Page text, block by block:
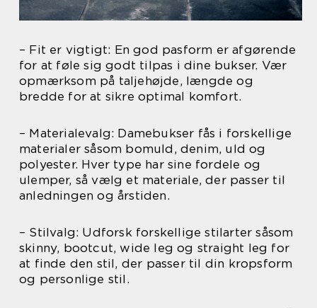
– Fit er vigtigt: En god pasform er afgørende
for at føle sig godt tilpas i dine bukser. Vær
opmærksom på taljehøjde, længde og
bredde for at sikre optimal komfort.
– Materialevalg: Damebukser fås i forskellige
materialer såsom bomuld, denim, uld og
polyester. Hver type har sine fordele og
ulemper, så vælg et materiale, der passer til
anledningen og årstiden.
– Stilvalg: Udforsk forskellige stilarter såsom
skinny, bootcut, wide leg og straight leg for
at finde den stil, der passer til din kropsform
og personlige stil.